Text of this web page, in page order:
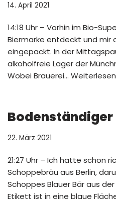
14. April 2021
14:18 Uhr – Vorhin im Bio-
Biermarke entdeckt und mir
eingepackt. In der
alkoholfreie Lager der
Wobei Brauerei… Weiterlesen
Bodenständiger
22. März 2021
21:27 Uhr – Ich hatte schon
Schoppebräu aus Berlin,
Schoppes Blauer Bär aus
Etikett ist in eine blaue